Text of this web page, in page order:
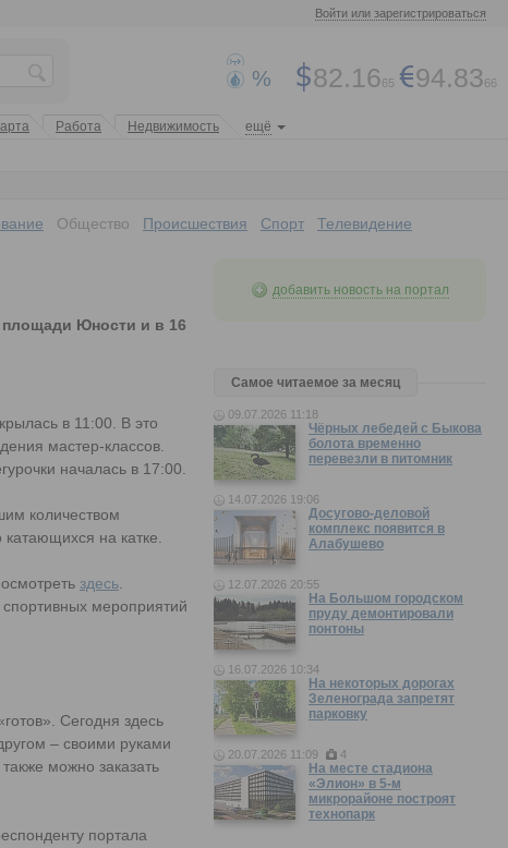
Войти или зарегистрироваться
% 82.1665 94.8366
Работа Недвижимость ещё
Общество Происшествия Спорт
Телевидение
площади Юности и в 16
в 11:00. В это
мастер-классов.
началась в 17:00.
количеством
на катке.
здесь
мероприятий
Сегодня здесь
– своими руками
можно заказать
портала
добавить новость на портал
Самое читаемое за месяц
09.07.2026 11:18
Чёрных лебедей с Быкова
болота временно
перевезли в питомник
14.07.2026 19:06
Досугово-деловой
комплекс появится в
Алабушево
12.07.2026 20:55
На Большом городском
пруду демонтировали
понтоны
16.07.2026 10:34
На некоторых дорогах
Зеленограда запретят
парковку
20.07.2026 11:09 4
На месте стадиона
«Элион» в 5-м
микрорайоне построят
технопарк